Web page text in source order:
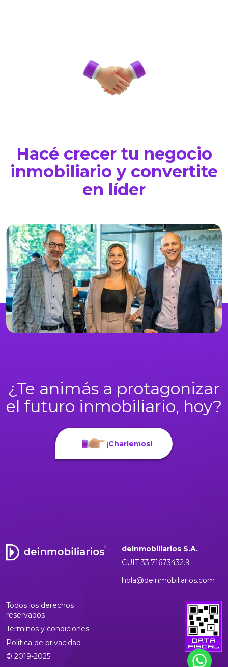
Hacé crecer tu negocio
inmobiliario y convertite
en líder
¿Te animás a protagonizar
el futuro inmobiliario, hoy?
¡Charlemos!
deinmobiliarios S.A.
CUIT 33.71673432.9
hola@deinmobiliarios.com
Todos los derechos
reservados
Términos y condiciones
Política de privacidad
© 2019-2025